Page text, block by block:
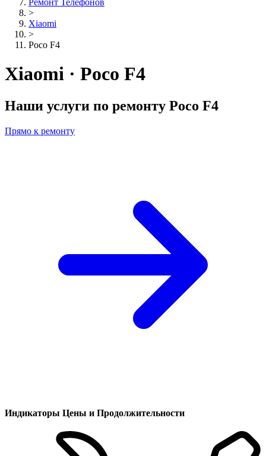
Ремонт Телефонов
>
Xiaomi
>
Poco F4
Xiaomi · Poco F4
Наши услуги по ремонту Poco F4
Прямо к ремонту
Индикаторы Цены и Продолжительности